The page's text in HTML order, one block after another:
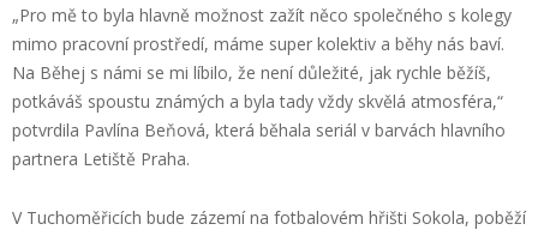
„Pro mě to byla hlavně možnost zažít něco společného s kolegy
mimo pracovní prostředí, máme super kolektiv a běhy nás baví.
Na Běhej s námi se mi líbilo, že není důležité, jak rychle běžíš,
potkáváš spoustu známých a byla tady vždy skvělá atmosféra,“
potvrdila Pavlína Beňová, která běhala seriál v barvách hlavního
partnera Letiště Praha.
V Tuchoměřicích bude zázemí na fotbalovém hřišti Sokola, poběží